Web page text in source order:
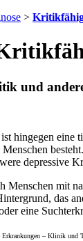
>
und
hingegen
depressive
Menschen mit
das
eine
– Klinik und